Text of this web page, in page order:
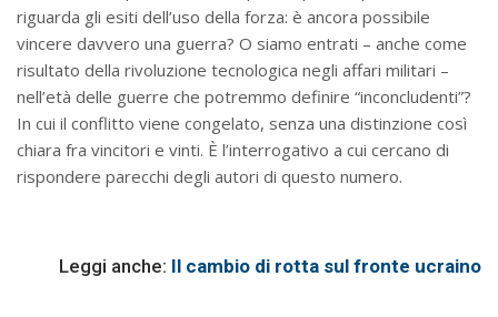
riguarda gli esiti dell’uso della forza: è ancora possibile
vincere davvero una guerra? O siamo entrati – anche come
risultato della rivoluzione tecnologica negli affari militari –
nell’età delle guerre che potremmo definire “inconcludenti”?
In cui il conflitto viene congelato, senza una distinzione così
chiara fra vincitori e vinti. È l’interrogativo a cui cercano di
rispondere parecchi degli autori di questo numero.
Leggi anche: Il cambio di rotta sul fronte ucraino